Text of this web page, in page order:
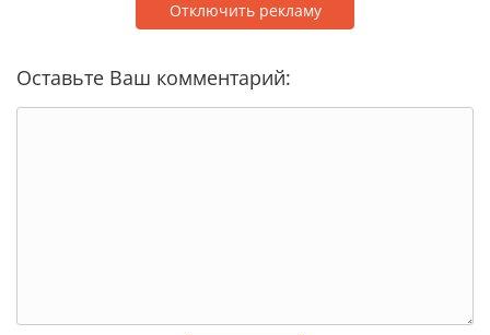
Отключить рекламу
Оставьте Ваш комментарий: